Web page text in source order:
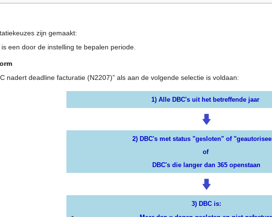
zijn gemaakt:
een door de instelling te bepalen periode.
nadert deadline facturatie (N2207)” als aan de volgende selectie is voldaan:
1) Alle DBC's uit het betreffende jaar
2) DBC's met status "gesloten" of
of
DBC's die langer dan 365 openstaan
3) DBC is: